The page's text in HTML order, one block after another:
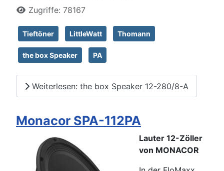
Zugriffe: 78167
Tieftöner LittleWatt Thomann
the box Speaker PA
Weiterlesen: the box Speaker 12-280/8-A
Monacor SPA-112PA
Lauter 12-Zöller
von MONACOR